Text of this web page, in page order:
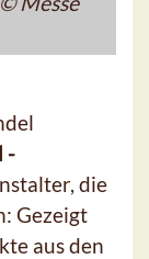
-
die
Gezeigt
aus den